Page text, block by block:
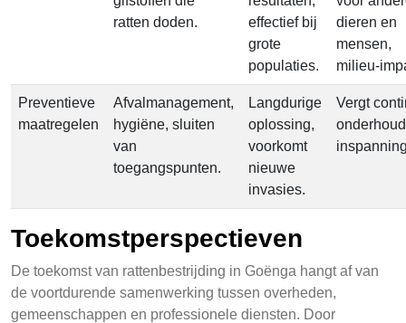
ratten doden.
effectief bij
grote
populaties.
dieren en
mensen,
milieu-
Preventieve
maatregelen
Afvalmanagement,
hygiëne, sluiten
van
toegangspunten.
Langdurige
oplossing,
voorkomt
nieuwe
invasies.
Vergt
Toekomstperspectieven
De toekomst van rattenbestrijding in Goënga hangt af van
de voortdurende samenwerking tussen overheden,
gemeenschappen en professionele diensten. Door